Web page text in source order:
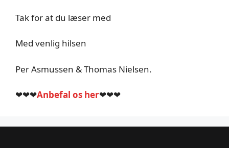
Tak for at du læser med
Med venlig hilsen
Per Asmussen & Thomas Nielsen.
❤❤❤Anbefal os her❤❤❤